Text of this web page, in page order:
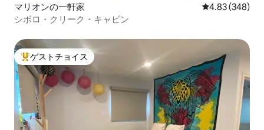
マリオンの一軒家 レビュー348
4.83 (348)
シボロ・クリーク・キャビン
大好評のゲストチョイスです。
ゲストチョイス